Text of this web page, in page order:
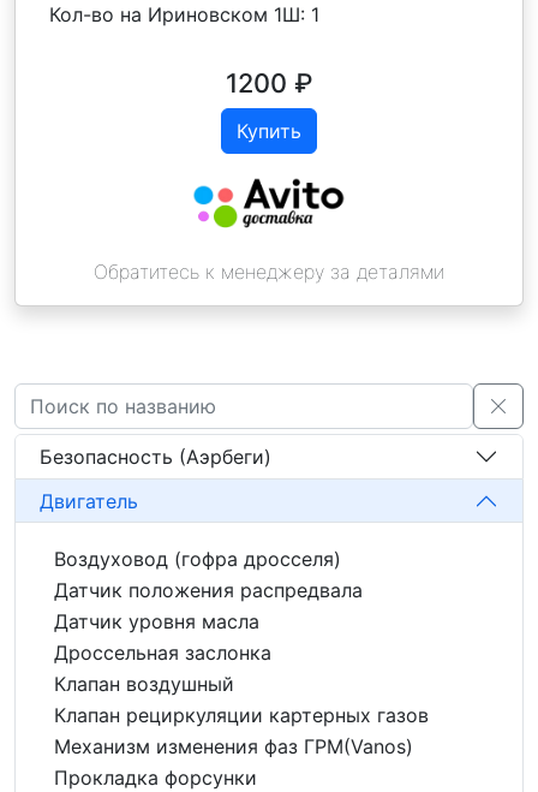
Кол-во на Ириновском 1Ш: 1
1200 ₽
Купить
Обратитесь к менеджеру за деталями
Безопасность (Аэрбеги)
Двигатель
Воздуховод (гофра дросселя)
Датчик положения распредвала
Датчик уровня масла
Дроссельная заслонка
Клапан воздушный
Клапан рециркуляции картерных газов
Механизм изменения фаз ГРМ(Vanos)
Прокладка форсунки